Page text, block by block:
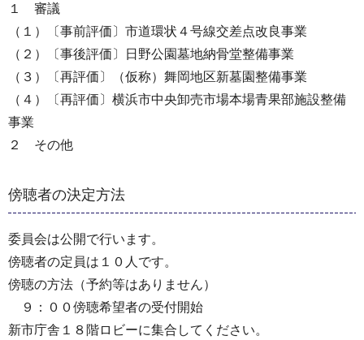
１ 審議
（１）〔事前評価〕市道環状４号線交差点改良事業
（２）〔事後評価〕日野公園墓地納骨堂整備事業
（３）〔再評価〕（仮称）舞岡地区新墓園整備事業
（４）〔再評価〕横浜市中央卸売市場本場青果部施設整備
事業
２ その他
傍聴者の決定方法
委員会は公開で行います。
傍聴者の定員は１０人です。
傍聴の方法（予約等はありません）
９：００傍聴希望者の受付開始
新市庁舎１８階ロビーに集合してください。